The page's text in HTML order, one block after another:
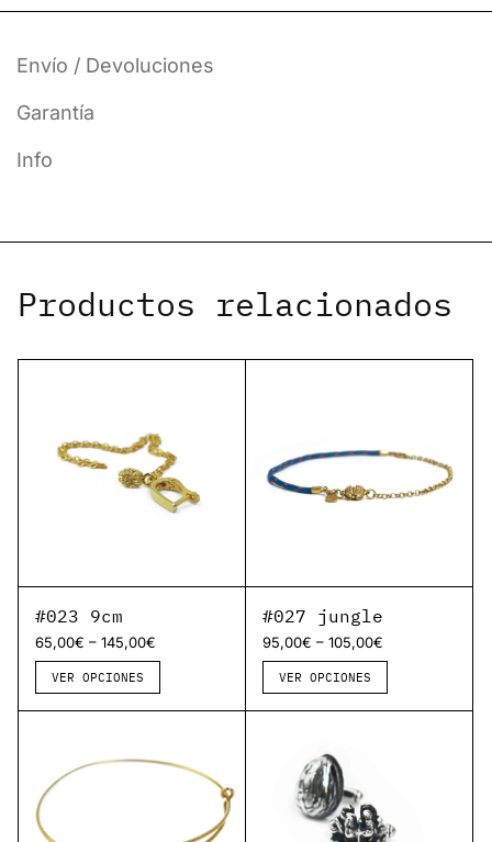
Envío / Devoluciones
Garantía
Info
Productos relacionados
#023 9cm
65,00€ – 145,00€
VER OPCIONES
#027 jungle
95,00€ – 105,00€
VER OPCIONES